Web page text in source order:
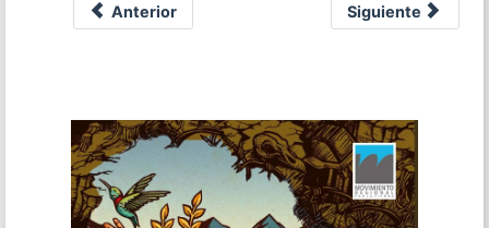
Anterior Siguiente